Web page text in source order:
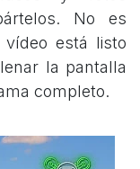
No es
vídeo está listo
la pantalla
completo.